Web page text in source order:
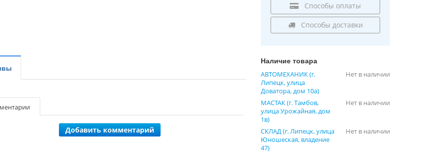
Способы оплаты
Способы доставки
Добавить комментарий
Наличие товара
АВТОМЕХАНИК (г.
Липецк, улица
Доватора, дом 10а)
Нет в наличии
МАСТАК (г. Тамбов,
улица Урожайная, дом
1в)
Нет в наличии
СКЛАД (г. Липецк, улица
Юношеская, владение
47)
Нет в наличии